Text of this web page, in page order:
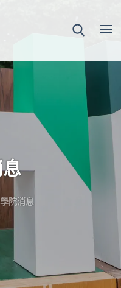
學院消息